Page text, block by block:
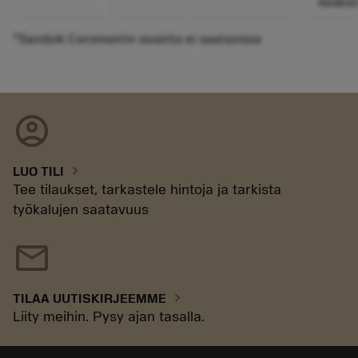
*Sandvik Coromantin avainta ei saatavissa
account_circle
LUO TILI chevron_right
Tee tilaukset, tarkastele hintoja ja tarkista
työkalujen saatavuus
mail
TILAA UUTISKIRJEEMME chevron_right
Liity meihin. Pysy ajan tasalla.